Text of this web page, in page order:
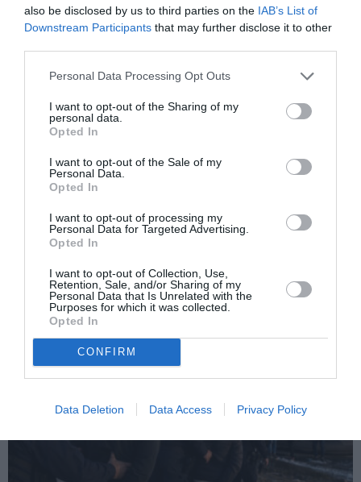
also be disclosed by us to third parties on the IAB’s List of
Downstream Participants that may further disclose it to other
Personal Data Processing Opt Outs
I want to opt-out of the Sharing of my
personal data.
Opted In
I want to opt-out of the Sale of my
Personal Data.
Opted In
I want to opt-out of processing my
Personal Data for Targeted Advertising.
Opted In
I want to opt-out of Collection, Use,
Retention, Sale, and/or Sharing of my
Personal Data that Is Unrelated with the
Purposes for which it was collected.
Opted In
CONFIRM
Data Deletion Data Access Privacy Policy
Per questo motivo, mi sento di escludere che si
possa pensare a una sanatoria generalizzata, che
credo che neanche il presidente del Consiglio
Tabacci: “Sanatoria per 2 milioni di
lavoratori stranieri”
Articolo seguente
Il ministro Maroni: “Escludo sanatorie”
TI POTREBBERO INTERESSARE
ANCHE: